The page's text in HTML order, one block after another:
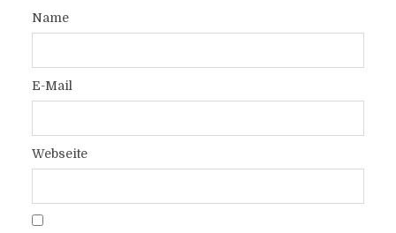
Name
E-Mail
Webseite